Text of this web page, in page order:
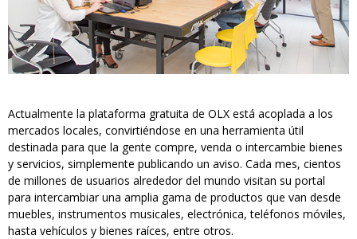
Actualmente la plataforma gratuita de OLX está acoplada a los
mercados locales, convirtiéndose en una herramienta útil
destinada para que la gente compre, venda o intercambie bienes
y servicios, simplemente publicando un aviso. Cada mes, cientos
de millones de usuarios alrededor del mundo visitan su portal
para intercambiar una amplia gama de productos que van desde
muebles, instrumentos musicales, electrónica, teléfonos móviles,
hasta vehículos y bienes raíces, entre otros.